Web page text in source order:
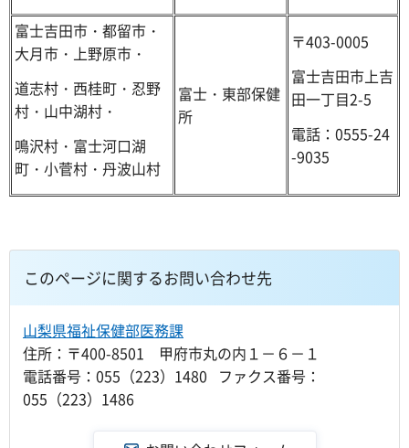
富士吉田市・都留市・
大月市・上野原市・
道志村・西桂町・忍野
村・山中湖村・
鳴沢村・富士河口湖
町・小菅村・丹波山村
富士・東部保健
所
〒403-0005
富士吉田市上吉
田一丁目2-5
電話：0555-24
-9035
このページに関するお問い合わせ先
山梨県福祉保健部医務課
住所：〒400-8501 甲府市丸の内１－６－１
電話番号：055（223）1480 ファクス番号：
055（223）1486